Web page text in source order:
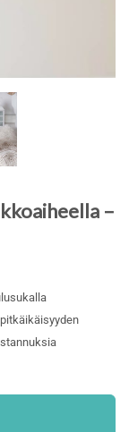
–